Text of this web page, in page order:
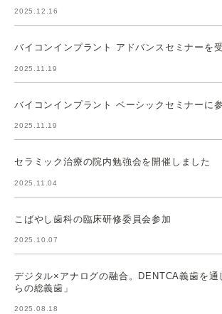
2025.12.16
バイコンインプラント アドバンスセミナーを
2025.11.19
バイコンインプラント ベーシックセミナーに
2025.11.19
セラミック治療の院内勉強会を開催しました
2025.11.04
こばやし歯科の臨床研修委員会参加
2025.10.07
デジタル×アナログの融合。DENTCA義歯を通
らの総義歯」
2025.08.18